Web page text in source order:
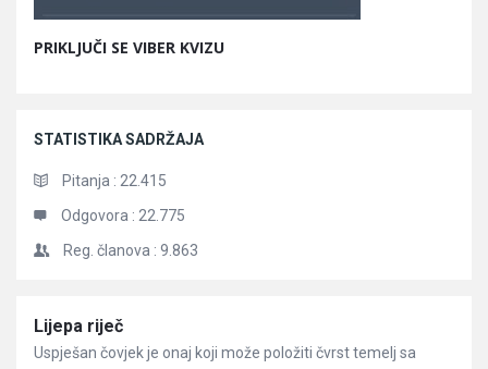
PRIKLJUČI SE VIBER KVIZU
STATISTIKA SADRŽAJA
Pitanja : 22.415
Odgovora : 22.775
Reg. članova : 9.863
Članci
Lijepa riječ
Uspješan čovjek je onaj koji može položiti čvrst temelj sa